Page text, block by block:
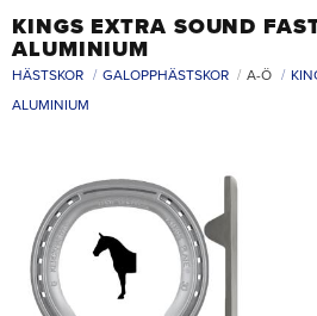
KINGS EXTRA SOUND
ALUMINIUM
HÄSTSKOR GALOPPHÄSTSKOR A-Ö
ALUMINIUM